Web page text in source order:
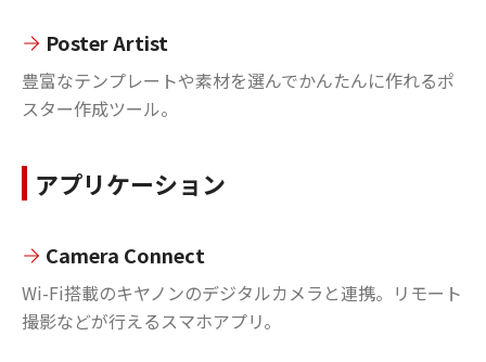
Poster Artist
豊富なテンプレートや素材を選んでかんたんに作れるポ
スター作成ツール。
アプリケーション
Camera Connect
Wi-Fi搭載のキヤノンのデジタルカメラと連携。リモート
撮影などが行えるスマホアプリ。